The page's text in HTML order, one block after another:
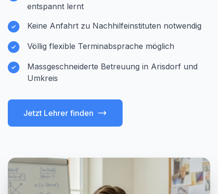
entspannt lernt
Keine Anfahrt zu Nachhilfeinstituten notwendig
Völlig flexible Terminabsprache möglich
Massgeschneiderte Betreuung in Arisdorf und
Umkreis
Jetzt Lehrer finden